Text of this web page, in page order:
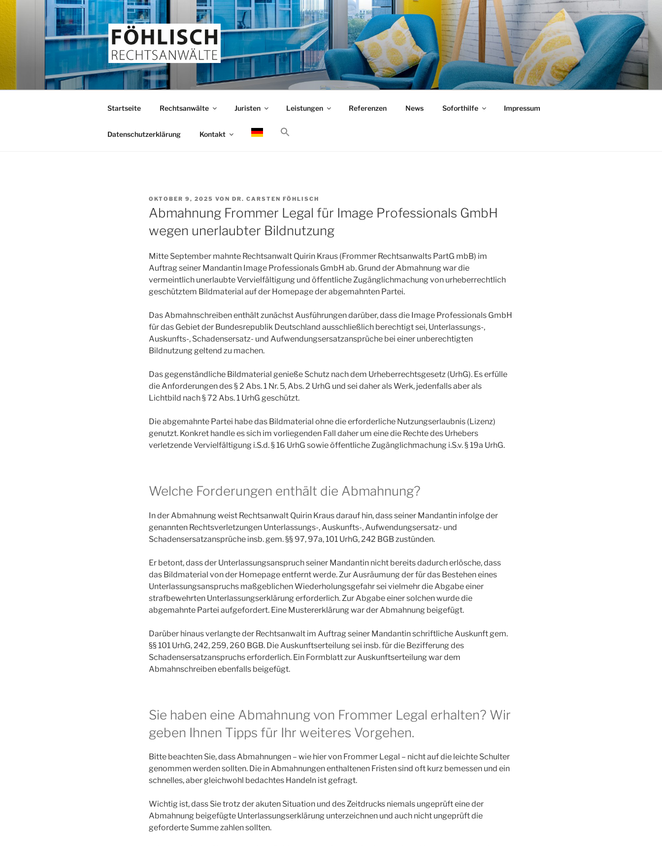
Inhalt
FÖHLISCH
Rechtsanwälte
Startseite Rechtsanwälte Juristen Leistungen Referenzen News Soforthilfe Impressum
Datenschutzerklärung Kontakt
VERÖFFENTLICHT
AM
OKTOBER 9, 2025 VON DR. CARSTEN FÖHLISCH
Abmahnung Frommer Legal für Image Professionals GmbH
wegen unerlaubter Bildnutzung
Mitte September mahnte Rechtsanwalt Quirin Kraus (Frommer Rechtsanwalts PartG mbB) im
Auftrag seiner Mandantin Image Professionals GmbH ab. Grund der Abmahnung war die
vermeintlich unerlaubte Vervielfältigung und öffentliche Zugänglichmachung von urheberrechtlich
geschütztem Bildmaterial auf der Homepage der abgemahnten Partei.
Das Abmahnschreiben enthält zunächst Ausführungen darüber, dass die Image Professionals GmbH
für das Gebiet der Bundesrepublik Deutschland ausschließlich berechtigt sei, Unterlassungs-,
Auskunfts-, Schadensersatz- und Aufwendungsersatzansprüche bei einer unberechtigten
Bildnutzung geltend zu machen.
Das gegenständliche Bildmaterial genieße Schutz nach dem Urheberrechtsgesetz (UrhG). Es erfülle
die Anforderungen des § 2 Abs. 1 Nr. 5, Abs. 2 UrhG und sei daher als Werk, jedenfalls aber als
Lichtbild nach § 72 Abs. 1 UrhG geschützt.
Die abgemahnte Partei habe das Bildmaterial ohne die erforderliche Nutzungserlaubnis (Lizenz)
genutzt. Konkret handle es sich im vorliegenden Fall daher um eine die Rechte des Urhebers
verletzende Vervielfältigung i.S.d. § 16 UrhG sowie öffentliche Zugänglichmachung i.S.v. § 19a UrhG.
Welche Forderungen enthält die Abmahnung?
In der Abmahnung weist Rechtsanwalt Quirin Kraus darauf hin, dass seiner Mandantin infolge der
genannten Rechtsverletzungen Unterlassungs-, Auskunfts-, Aufwendungsersatz- und
Schadensersatzansprüche insb. gem. §§ 97, 97a, 101 UrhG, 242 BGB zustünden.
Er betont, dass der Unterlassungsanspruch seiner Mandantin nicht bereits dadurch erlösche, dass
das Bildmaterial von der Homepage entfernt werde. Zur Ausräumung der für das Bestehen eines
Unterlassungsanspruchs maßgeblichen Wiederholungsgefahr sei vielmehr die Abgabe einer
strafbewehrten Unterlassungserklärung erforderlich. Zur Abgabe einer solchen wurde die
abgemahnte Partei aufgefordert. Eine Mustererklärung war der Abmahnung beigefügt.
Darüber hinaus verlangte der Rechtsanwalt im Auftrag seiner Mandantin schriftliche Auskunft gem.
§§ 101 UrhG, 242, 259, 260 BGB. Die Auskunftserteilung sei insb. für die Bezifferung des
Schadensersatzanspruchs erforderlich. Ein Formblatt zur Auskunftserteilung war dem
Abmahnschreiben ebenfalls beigefügt.
Sie haben eine Abmahnung von Frommer Legal erhalten? Wir
geben Ihnen Tipps für Ihr weiteres Vorgehen.
Bitte beachten Sie, dass Abmahnungen – wie hier von Frommer Legal – nicht auf die leichte Schulter
genommen werden sollten. Die in Abmahnungen enthaltenen Fristen sind oft kurz bemessen und ein
schnelles, aber gleichwohl bedachtes Handeln ist gefragt.
Wichtig ist, dass Sie trotz der akuten Situation und des Zeitdrucks niemals ungeprüft eine der
Abmahnung beigefügte Unterlassungserklärung unterzeichnen und auch nicht ungeprüft die
geforderte Summe zahlen sollten.